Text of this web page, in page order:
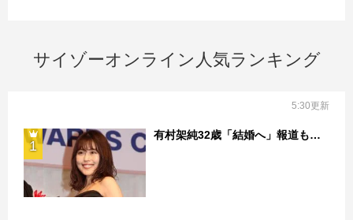
サイゾーオンライン人気ランキング
5:30更新
1
有村架純32歳「結婚へ」報道も…